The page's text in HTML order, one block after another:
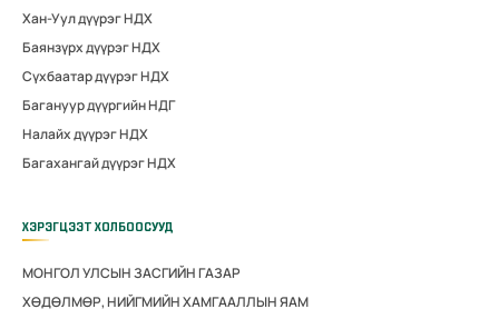
Хан-Уул дүүрэг НДХ
Баянзүрх дүүрэг НДХ
Сүхбаатар дүүрэг НДХ
Багануур дүүргийн НДГ
Налайх дүүрэг НДХ
Багахангай дүүрэг НДХ
ХЭРЭГЦЭЭТ ХОЛБООСУУД
МОНГОЛ УЛСЫН ЗАСГИЙН ГАЗАР
ХӨДӨЛМӨР, НИЙГМИЙН ХАМГААЛЛЫН ЯАМ